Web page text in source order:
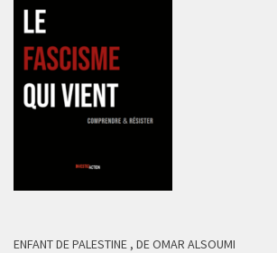
ENFANT DE PALESTINE , DE OMAR ALSOUMI